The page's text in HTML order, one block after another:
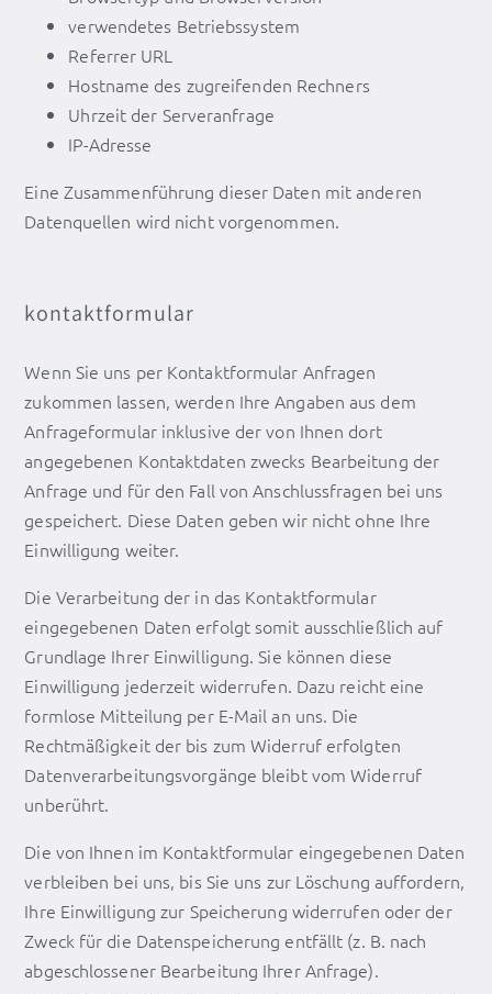
verwendetes Betriebssystem
Referrer URL
Hostname des zugreifenden Rechners
Uhrzeit der Serveranfrage
IP-Adresse
Eine Zusammenführung dieser Daten mit anderen
Datenquellen wird nicht vorgenommen.
kontaktformular
Wenn Sie uns per Kontaktformular Anfragen
zukommen lassen, werden Ihre Angaben aus dem
Anfrageformular inklusive der von Ihnen dort
angegebenen Kontaktdaten zwecks Bearbeitung der
Anfrage und für den Fall von Anschlussfragen bei uns
gespeichert. Diese Daten geben wir nicht ohne Ihre
Einwilligung weiter.
Die Verarbeitung der in das Kontaktformular
eingegebenen Daten erfolgt somit ausschließlich auf
Grundlage Ihrer Einwilligung. Sie können diese
Einwilligung jederzeit widerrufen. Dazu reicht eine
formlose Mitteilung per E-Mail an uns. Die
Rechtmäßigkeit der bis zum Widerruf erfolgten
Datenverarbeitungsvorgänge bleibt vom Widerruf
unberührt.
Die von Ihnen im Kontaktformular eingegebenen Daten
verbleiben bei uns, bis Sie uns zur Löschung auffordern,
Ihre Einwilligung zur Speicherung widerrufen oder der
Zweck für die Datenspeicherung entfällt (z. B. nach
abgeschlossener Bearbeitung Ihrer Anfrage).